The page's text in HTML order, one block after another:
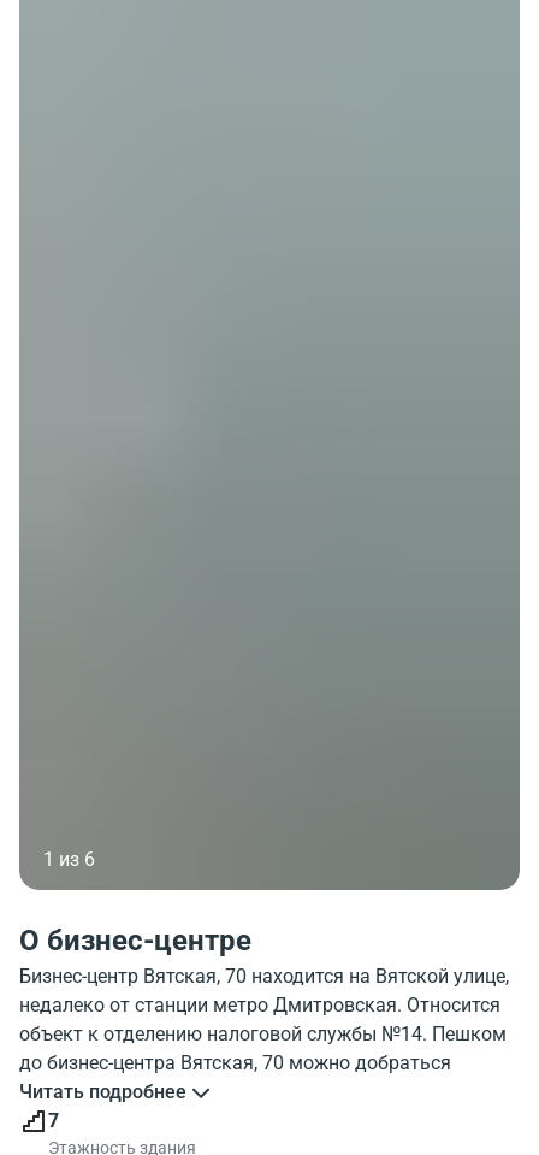
1 из 6
О бизнес-центре
Бизнес-центр Вятская, 70 находится на Вятской улице,
недалеко от станции метро Дмитровская. Относится
объект к отделению налоговой службы №14. Пешком
до бизнес-центра Вятская, 70 можно добраться
приблизительно за 5 минут от метро. На фото,
показано как выглядит бизнес-центр Vyatskaya, 70. С
какими объектами соседствует в одном районе
Читать подробнее
7
Этажность здания